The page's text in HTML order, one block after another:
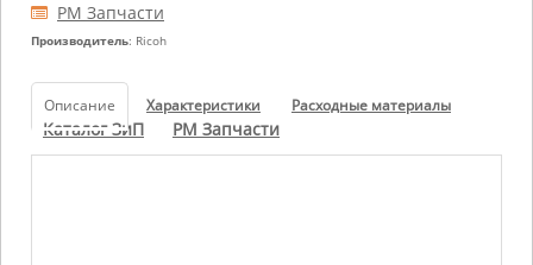
РМ Запчасти
Производитель: Ricoh
Описание Характеристики Расходные материалы
Каталог ЗиП РМ Запчасти